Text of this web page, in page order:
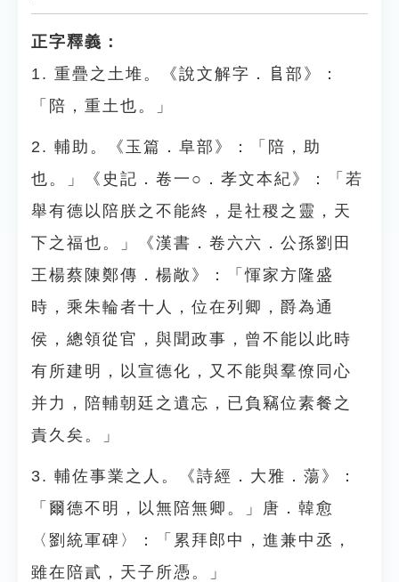
正字釋義：
1. 重疊之土堆。《說文解字．𨸏部》：
「陪，重土也。」
2. 輔助。《玉篇．阜部》：「陪，助
也。」《史記．卷一○．孝文本紀》：「若
舉有德以陪朕之不能終，是社稷之靈，天
下之福也。」《漢書．卷六六．公孫劉田
王楊蔡陳鄭傳．楊敞》：「惲家方隆盛
時，乘朱輪者十人，位在列卿，爵為通
侯，總領從官，與聞政事，曾不能以此時
有所建明，以宣德化，又不能與羣僚同心
并力，陪輔朝廷之遺忘，已負竊位素餐之
責久矣。」
3. 輔佐事業之人。《詩經．大雅．蕩》：
「爾德不明，以無陪無卿。」唐．韓愈
〈劉統軍碑〉：「累拜郎中，進兼中丞，
雖在陪貳，天子所憑。」